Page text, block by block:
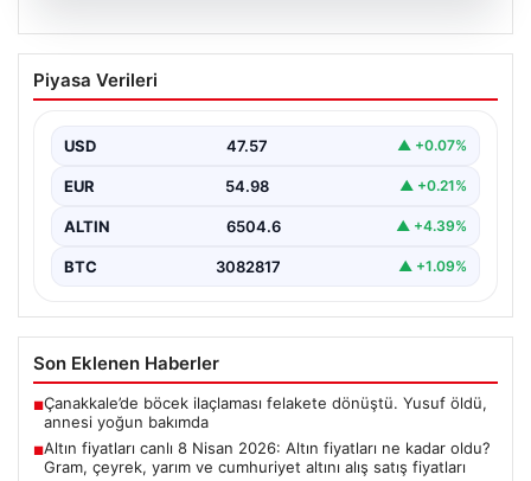
Altın fiyatları canlı 8 Nisan 2026: Altın
fiyatları ne kadar oldu? Gram, çeyrek,
fiyatları
Piyasa Verileri
USD 47.57 ▲ +0.07%
EUR 54.98 ▲ +0.21%
ALTIN 6504.6 ▲ +4.39%
BTC 3082817 ▲ +1.09%
Son Eklenen Haberler
■Çanakkale’de böcek ilaçlaması felakete dönüştü. Yusuf öldü,
annesi yoğun bakımda
■Altın fiyatları canlı 8 Nisan 2026: Altın fiyatları ne kadar oldu?
Gram, çeyrek, yarım ve cumhuriyet altını alış satış fiyatları